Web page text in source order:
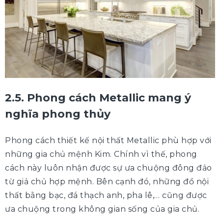
2.5. Phong cách Metallic mang ý
nghĩa phong thủy
Phong cách thiết kế nội thất Metallic phù hợp với
những gia chủ mệnh Kim. Chính vì thế, phong
cách này luôn nhận được sự ưa chuộng đông đảo
từ giả chủ hợp mệnh. Bên cạnh đó, những đồ nội
thất bằng bạc, đá thạch anh, pha lê,… cũng được
ưa chuộng trong không gian sống của gia chủ.